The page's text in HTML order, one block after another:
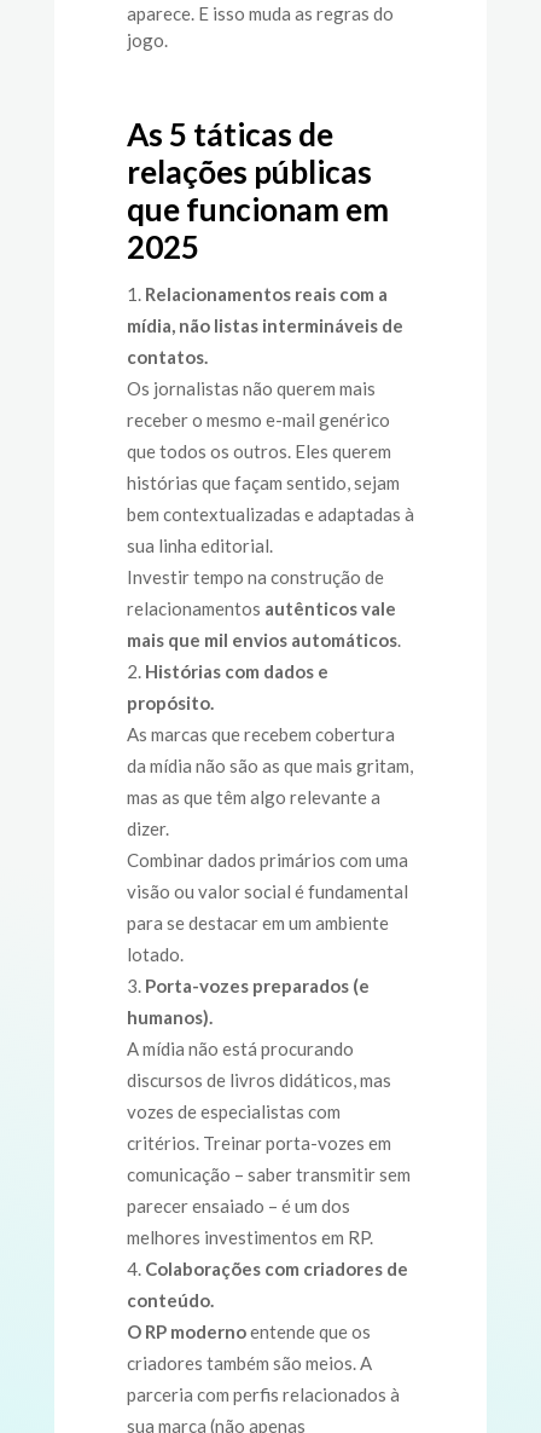
aparece. E isso muda as regras do
jogo.
As 5 táticas de
relações públicas
que funcionam em
2025
Relacionamentos reais com a
mídia, não listas intermináveis de
contatos.
Os jornalistas não querem mais
receber o mesmo e-mail genérico
que todos os outros. Eles querem
histórias que façam sentido, sejam
bem contextualizadas e adaptadas à
sua linha editorial.
Investir tempo na construção de
relacionamentos autênticos vale
mais que mil envios automáticos.
Histórias com dados e
propósito.
As marcas que recebem cobertura
da mídia não são as que mais gritam,
mas as que têm algo relevante a
dizer.
Combinar dados primários com uma
visão ou valor social é fundamental
para se destacar em um ambiente
lotado.
Porta-vozes preparados (e
humanos).
A mídia não está procurando
discursos de livros didáticos, mas
vozes de especialistas com
critérios. Treinar porta-vozes em
comunicação – saber transmitir sem
parecer ensaiado – é um dos
melhores investimentos em RP.
Colaborações com criadores de
conteúdo.
O RP modernoentende que os
criadores também são meios. A
parceria com perfis relacionados à
sua marca (não apenas